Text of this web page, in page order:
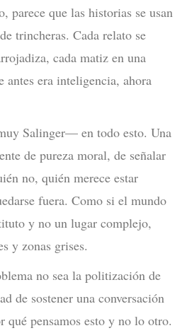
parece que las historias se usan
trincheras. Cada relato se
cada matiz en una
antes era inteligencia, ahora
Salinger— en todo esto. Una
de pureza moral, de señalar
no, quién merece estar
fuera. Como si el mundo
y no un lugar complejo,
y zonas grises.
no sea la politización de
de sostener una conversación
qué pensamos esto y no lo otro.